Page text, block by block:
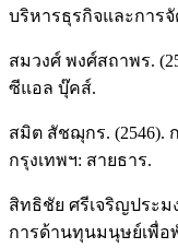
บริหารธุรกิจและการ
สมวงศ์ พงศ์สถาพร.
ซีแอล บุ๊คส์.
สมิต สัชฌุกร. (2546).
กรุงเทพฯ: สายธาร.
สิทธิชัย ศรีเจริญประม
การด้านทุนมนุษย์เพื่